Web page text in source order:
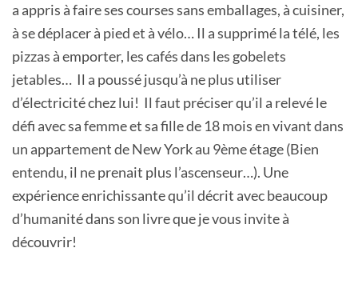
a appris à faire ses courses sans emballages, à cuisiner,
à se déplacer à pied et à vélo… Il a supprimé la télé, les
pizzas à emporter, les cafés dans les gobelets
jetables… Il a poussé jusqu’à ne plus utiliser
d’électricité chez lui! Il faut préciser qu’il a relevé le
défi avec sa femme et sa fille de 18 mois en vivant dans
un appartement de New York au 9ème étage (Bien
entendu, il ne prenait plus l’ascenseur…). Une
expérience enrichissante qu’il décrit avec beaucoup
d’humanité dans son livre que je vous invite à
découvrir!